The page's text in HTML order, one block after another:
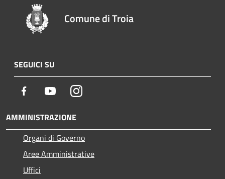
Comune di Troia
SEGUICI SU
Facebook YoutubeInstagram
AMMINISTRAZIONE
Organi di Governo
Aree Amministrative
Uffici